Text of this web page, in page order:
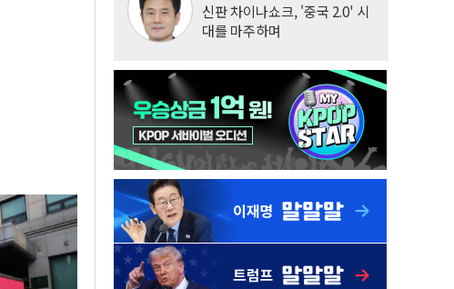
신판 차이나쇼크, '중국 2.0' 시
대를 마주하며